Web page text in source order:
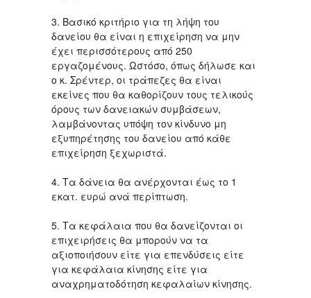
3. Βασικό κριτήριο για τη λήψη του
δανείου θα είναι η επιχείρηση να μην
έχει περισσότερους από 250
εργαζομένους. Ωστόσο, όπως δήλωσε και
ο κ. Σρέντερ, οι τράπεζες θα είναι
εκείνες που θα καθορίζουν τους τελικούς
όρους των δανειακών συμβάσεων,
λαμβάνοντας υπόψη τον κίνδυνο μη
εξυπηρέτησης του δανείου από κάθε
επιχείρηση ξεχωριστά.
4. Τα δάνεια θα ανέρχονται έως το 1
εκατ. ευρώ ανά περίπτωση.
5. Τα κεφάλαια που θα δανείζονται οι
επιχειρήσεις θα μπορούν να τα
αξιοποιήσουν είτε για επενδύσεις είτε
για κεφάλαια κίνησης είτε για
αναχρηματοδότηση κεφαλαίων κίνησης.